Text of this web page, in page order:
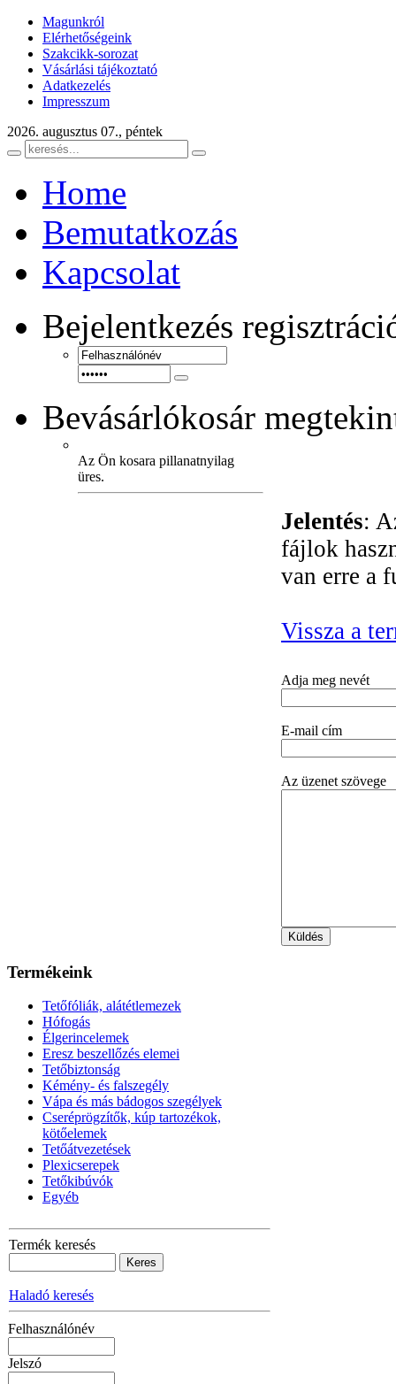
Magunkról
Elérhetőségeink
Szakcikk-sorozat
Vásárlási tájékoztató
Adatkezelés
Impresszum
2026. augusztus 07., péntek
Home
Bemutatkozás
Kapcsolat
Bejelentkezés
Bevásárlókosár
Az Ön kosara pillanatnyilag
üres.
Jelentés:
fájlok
van erre a
Vissza a
Adja meg nevét
E-mail cím
Az üzenet szövege
Termékeink
Tetőfóliák, alátétlemezek
Hófogás
Élgerincelemek
Eresz beszellőzés elemei
Tetőbiztonság
Kémény- és falszegély
Vápa és más bádogos szegélyek
Cseréprögzítők, kúp tartozékok,
kötőelemek
Tetőátvezetések
Plexicserepek
Tetőkibúvók
Egyéb
Termék keresés
Haladó keresés
Felhasználónév
Jelszó